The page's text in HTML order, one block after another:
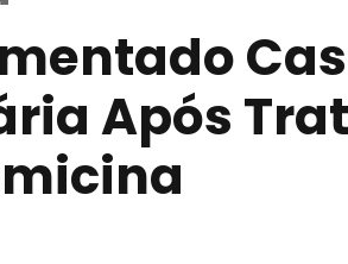
Após